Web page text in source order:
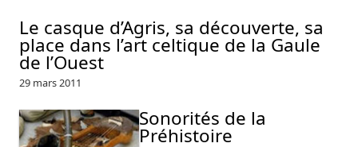
Le casque d’Agris, sa découverte, sa
place dans l’art celtique de la Gaule
de l’Ouest
29 mars 2011
Sonorités de la
Préhistoire